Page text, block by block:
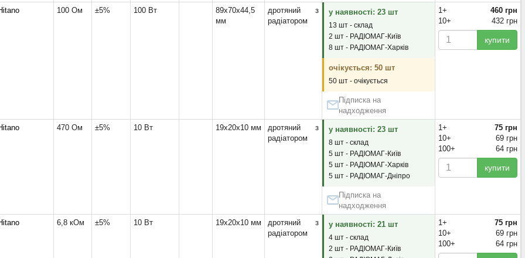
100 Ом ±5% 100 Вт
89x70x44,5
мм
дротяний з
радіатором
у наявності: 23 шт
13 шт - склад
2 шт - РАДІОМАГ-Київ
8 шт - РАДІОМАГ-Харків
очікується: 50 шт
50 шт - очікується
Підписка на
надходження
1+
460 грн
10+
432 грн
купити
470 Ом ±5% 10 Вт 19x20x10 мм
дротяний з
радіатором
у наявності: 23 шт
8 шт - склад
5 шт - РАДІОМАГ-Київ
5 шт - РАДІОМАГ-Харків
5 шт - РАДІОМАГ-Дніпро
Підписка на
надходження
1+
75 грн
10+
69 грн
100+
64 грн
купити
6,8 кОм ±5% 10 Вт 19x20x10 мм
дротяний з
радіатором
у наявності: 21 шт
4 шт - склад
2 шт - РАДІОМАГ-Київ
1+
75 грн
10+
69 грн
100+
64 грн